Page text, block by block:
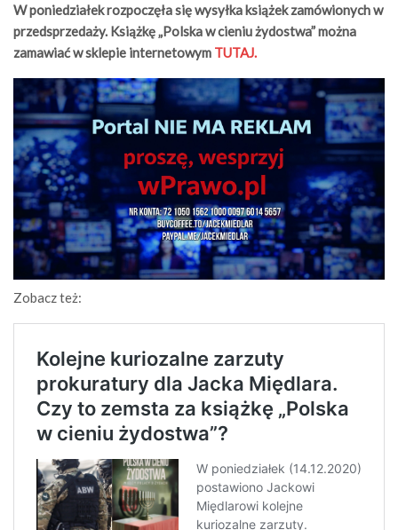
W poniedziałek rozpoczęła się wysyłka książek zamówionych w
przedsprzedaży. Książkę „Polska w cieniu żydostwa” można
zamawiać w sklepie internetowym TUTAJ.
Zobacz też: